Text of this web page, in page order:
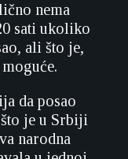
nema
sati ukoliko
ali što je,
da posao
je u Srbiji
narodna